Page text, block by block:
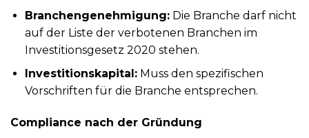
Branchengenehmigung:Die Branche darf nicht
auf der Liste der verbotenen Branchen im
Investitionsgesetz 2020 stehen.
Investitionskapital:Muss den spezifischen
Vorschriften für die Branche entsprechen.
Compliance nach der Gründung